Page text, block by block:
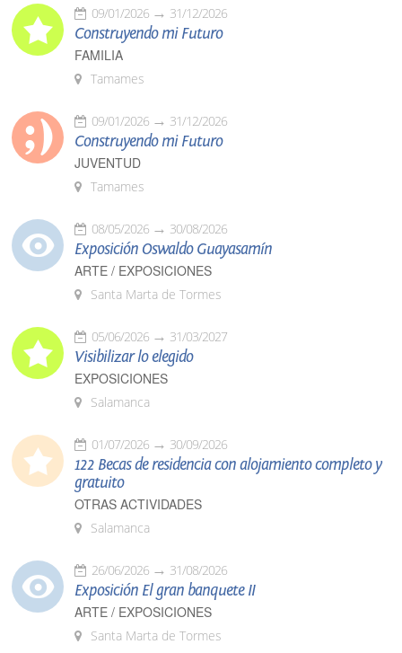
09/01/2026 31/12/2026
Construyendo mi Futuro
FAMILIA
Tamames
09/01/2026 31/12/2026
Construyendo mi Futuro
JUVENTUD
Tamames
08/05/2026 30/08/2026
Exposición Oswaldo Guayasamín
ARTE / EXPOSICIONES
Santa Marta de Tormes
05/06/2026 31/03/2027
Visibilizar lo elegido
EXPOSICIONES
Salamanca
01/07/2026 30/09/2026
122 Becas de residencia con alojamiento completo y
gratuito
OTRAS ACTIVIDADES
Salamanca
26/06/2026 31/08/2026
Exposición El gran banquete II
ARTE / EXPOSICIONES
Santa Marta de Tormes